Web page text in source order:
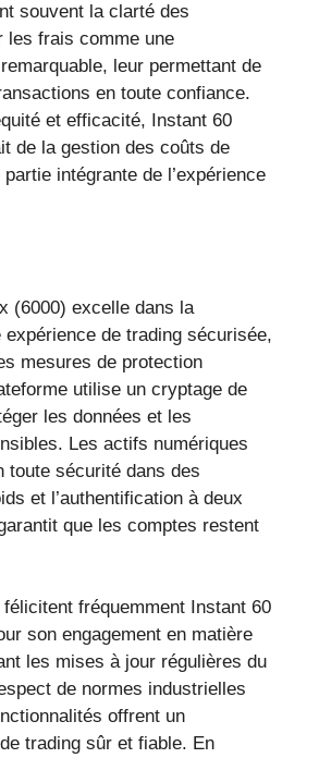
souvent la clarté des
les frais comme une
leur permettant de
en toute confiance.
et efficacité, Instant 60
de la gestion des coûts de
intégrante de l’expérience
(6000) excelle dans la
expérience de trading sécurisée,
mesures de protection
utilise un cryptage de
les données et les
Les actifs numériques
toute sécurité dans des
et l’authentification à deux
que les comptes restent
fréquemment Instant 60
son engagement en matière
les mises à jour régulières du
de normes industrielles
offrent un
trading sûr et fiable. En